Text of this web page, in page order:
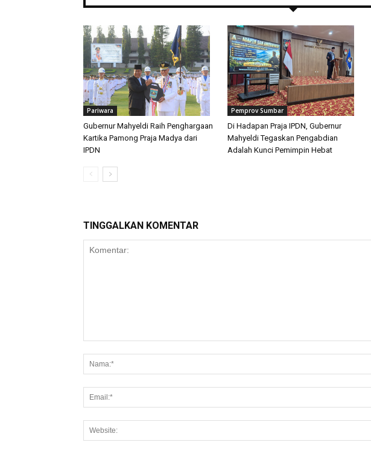
Pariwara
Gubernur Mahyeldi Raih Penghargaan
Kartika Pamong Praja Madya dari
IPDN
Pemprov Sumbar
Di Hadapan Praja IPDN, Gubernur
Mahyeldi Tegaskan Pengabdian
Adalah Kunci Pemimpin Hebat
TINGGALKAN KOMENTAR